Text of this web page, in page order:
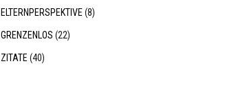
ELTERNPERSPEKTIVE(8)
GRENZENLOS (22)
ZITATE(40)